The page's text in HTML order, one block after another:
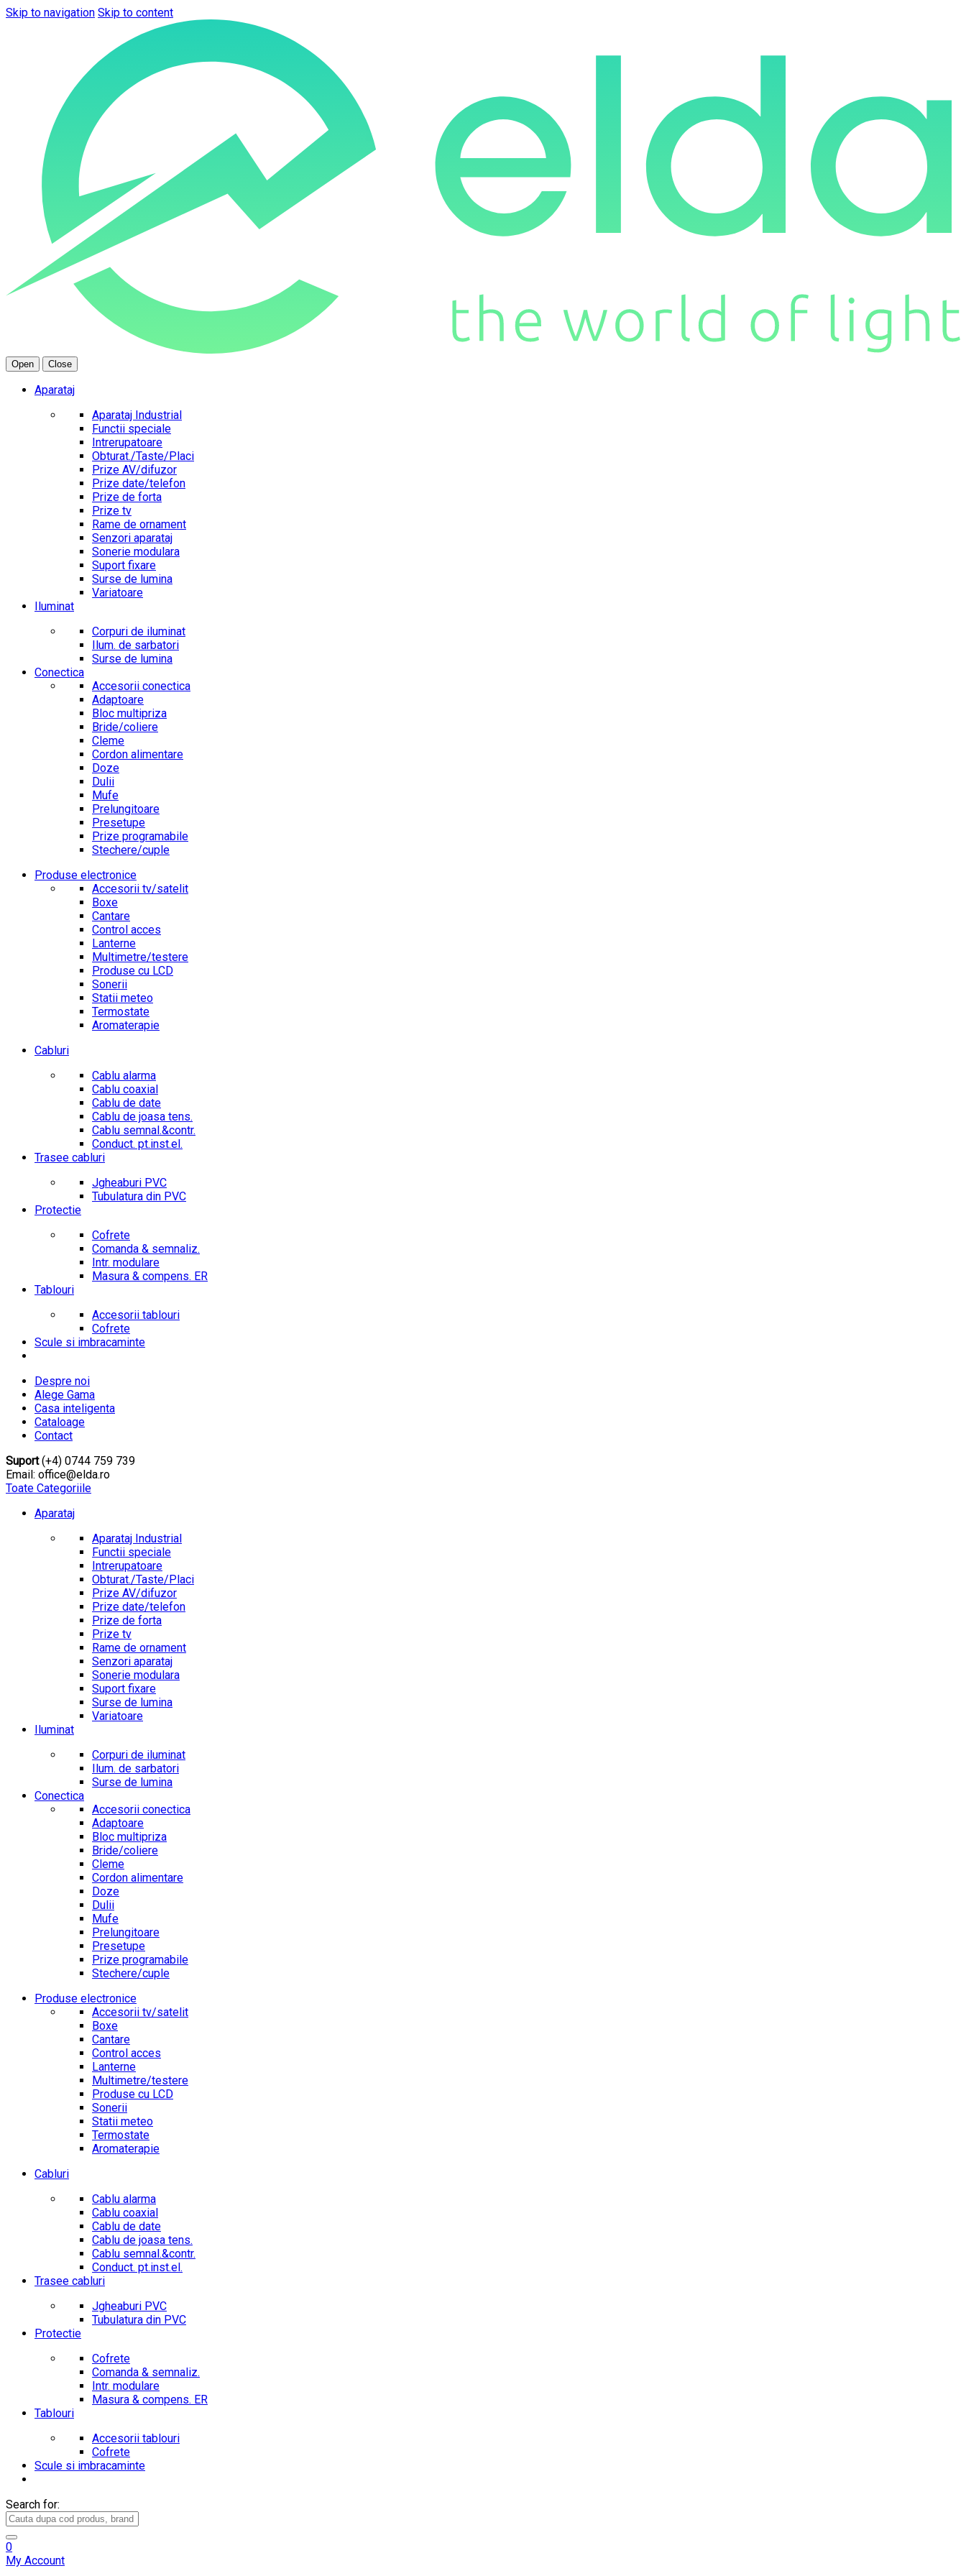
Skip to navigation Skip to content
Open Close
Aparataj
Aparataj Industrial
Functii speciale
Intrerupatoare
Obturat./Taste/Placi
Prize AV/difuzor
Prize date/telefon
Prize de forta
Prize tv
Rame de ornament
Senzori aparataj
Sonerie modulara
Suport fixare
Surse de lumina
Variatoare
Iluminat
Corpuri de iluminat
Ilum. de sarbatori
Surse de lumina
Conectica
Accesorii conectica
Adaptoare
Bloc multipriza
Bride/coliere
Cleme
Cordon alimentare
Doze
Dulii
Mufe
Prelungitoare
Presetupe
Prize programabile
Stechere/cuple
Produse electronice
Accesorii tv/satelit
Boxe
Cantare
Control acces
Lanterne
Multimetre/testere
Produse cu LCD
Sonerii
Statii meteo
Termostate
Aromaterapie
Cabluri
Cablu alarma
Cablu coaxial
Cablu de date
Cablu de joasa tens.
Cablu semnal.&contr.
Conduct. pt.inst.el.
Trasee cabluri
Jgheaburi PVC
Tubulatura din PVC
Protectie
Cofrete
Comanda & semnaliz.
Intr. modulare
Masura & compens. ER
Tablouri
Accesorii tablouri
Cofrete
Scule si imbracaminte
Despre noi
Alege Gama
Casa inteligenta
Cataloage
Contact
Suport(+4) 0744 759 739
Email: office@elda.ro
Toate Categoriile
Aparataj
Aparataj Industrial
Functii speciale
Intrerupatoare
Obturat./Taste/Placi
Prize AV/difuzor
Prize date/telefon
Prize de forta
Prize tv
Rame de ornament
Senzori aparataj
Sonerie modulara
Suport fixare
Surse de lumina
Variatoare
Iluminat
Corpuri de iluminat
Ilum. de sarbatori
Surse de lumina
Conectica
Accesorii conectica
Adaptoare
Bloc multipriza
Bride/coliere
Cleme
Cordon alimentare
Doze
Dulii
Mufe
Prelungitoare
Presetupe
Prize programabile
Stechere/cuple
Produse electronice
Accesorii tv/satelit
Boxe
Cantare
Control acces
Lanterne
Multimetre/testere
Produse cu LCD
Sonerii
Statii meteo
Termostate
Aromaterapie
Cabluri
Cablu alarma
Cablu coaxial
Cablu de date
Cablu de joasa tens.
Cablu semnal.&contr.
Conduct. pt.inst.el.
Trasee cabluri
Jgheaburi PVC
Tubulatura din PVC
Protectie
Cofrete
Comanda & semnaliz.
Intr. modulare
Masura & compens. ER
Tablouri
Accesorii tablouri
Cofrete
Scule si imbracaminte
Search for:
0
My Account